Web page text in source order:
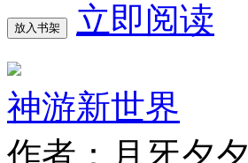
放入书架 立即阅读
神游新世界
作者：月牙夕夕